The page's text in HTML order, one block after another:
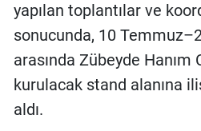
yapılan toplantılar ve
sonucunda, 10
arasında Zübeyde
kurulacak stand alanına
aldı.